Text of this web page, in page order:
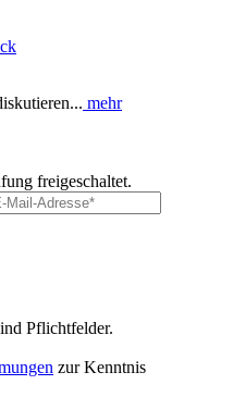
mehr
freigeschaltet.
Pflichtfelder.
zur Kenntnis